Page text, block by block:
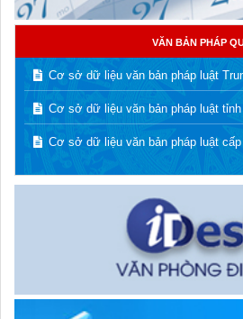
VĂN BẢN PHÁP
Cơ sở dữ liệu văn bản pháp luật
Cơ sở dữ liệu văn bản pháp luật
Cơ sở dữ liệu văn bản pháp luật cấp